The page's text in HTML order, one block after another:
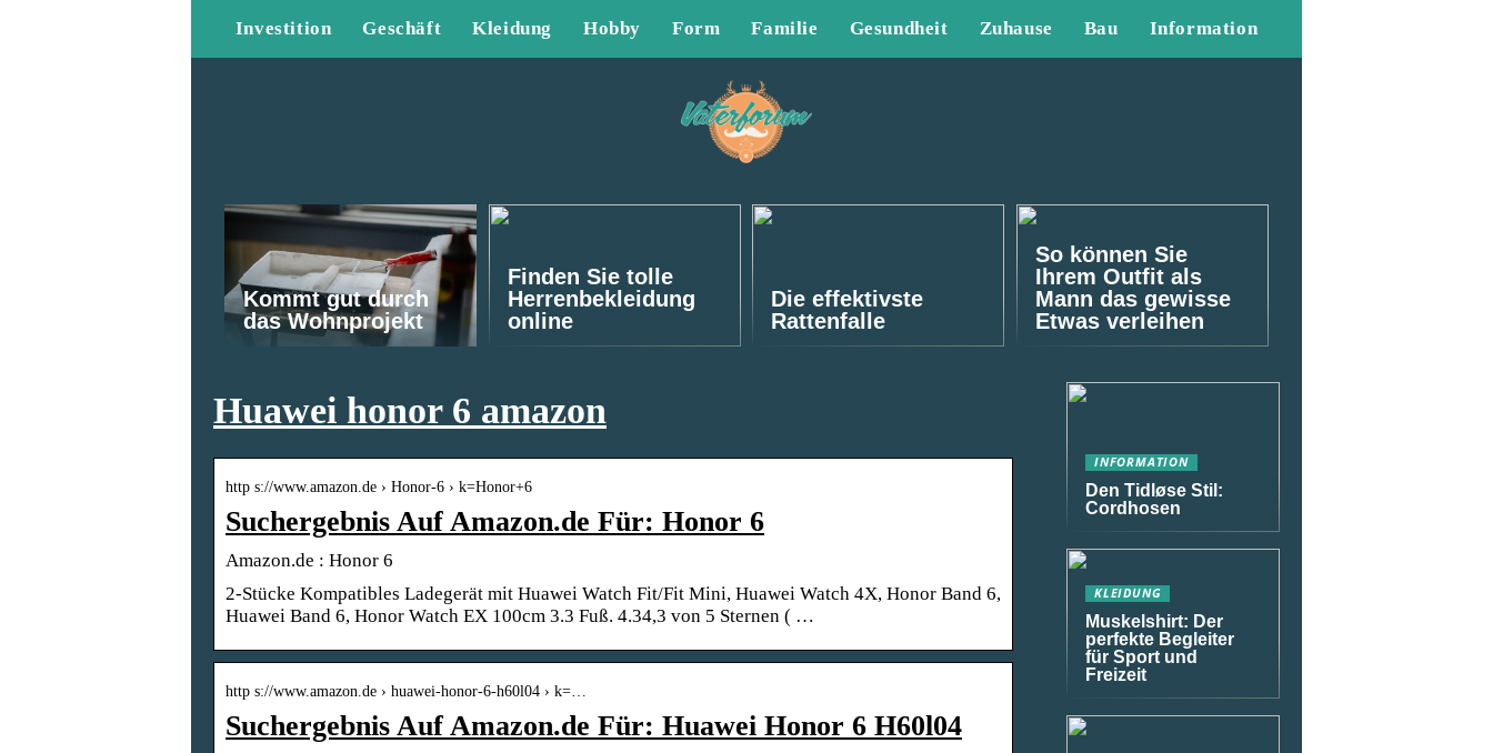
Investition Geschäft Kleidung Hobby Form Familie Gesundheit Zuhause Bau Information
Kommt gut durch
das Wohnprojekt
Finden Sie tolle
Herrenbekleidung
online
Die effektivste
Rattenfalle
So können Sie
Ihrem Outfit als
Mann das gewisse
Etwas verleihen
Huawei honor 6 amazon
http s://www.amazon.de › Honor-6 › k=Honor+6
Suchergebnis Auf Amazon.de Für: Honor 6
Amazon.de : Honor 6
2-Stücke Kompatibles Ladegerät mit Huawei Watch Fit/Fit Mini, Huawei Watch 4X, Honor Band 6,
Huawei Band 6, Honor Watch EX 100cm 3.3 Fuß. 4.34,3 von 5 Sternen ( …
http s://www.amazon.de › huawei-honor-6-h60l04 › k=…
Suchergebnis Auf Amazon.de Für: Huawei Honor 6 H60l04
INFORMATION
Den Tidløse Stil:
Cordhosen
KLEIDUNG
Muskelshirt: Der
perfekte Begleiter
für Sport und
Freizeit